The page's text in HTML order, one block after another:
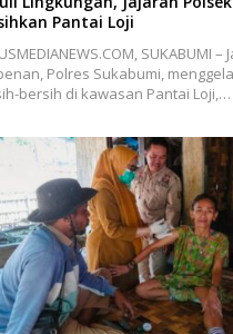
Pantai Loji
SUKABUMI
Polres Sukabumi,
bersih di kawasan Pantai Loji,…